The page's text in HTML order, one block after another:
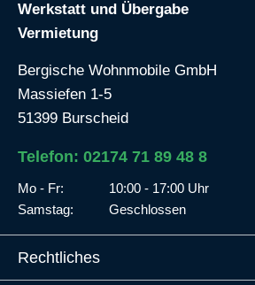
Werkstatt und Übergabe
Vermietung
Bergische Wohnmobile GmbH
Massiefen 1-5
51399 Burscheid
Telefon: 02174 71 89 48 8
Mo - Fr:
10:00 - 17:00 Uhr
Samstag:
Geschlossen
Rechtliches